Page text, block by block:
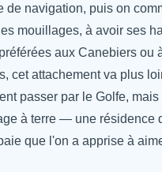
de navigation, puis on
mouillages, à avoir ses
aux Canebiers ou
cet attachement va plus
passer par le Golfe, mais
à terre — une résidence
que l'on a apprise à